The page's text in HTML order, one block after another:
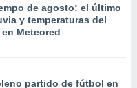
de agosto: el último
y temperaturas del
Meteored
partido de fútbol en